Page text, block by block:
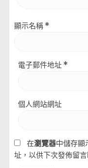
顯示名稱 *
電子郵件地址 *
個人網站網址
在瀏覽器中儲存顯
址，以供下次發佈留言